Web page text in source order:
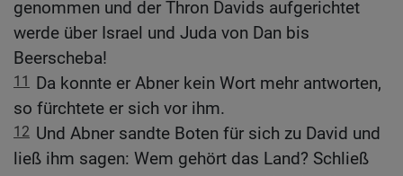
genommen und der Thron Davids aufgerichtet
werde über Israel und Juda von Dan bis
Beerscheba!
11
Da konnte er Abner kein Wort mehr antworten,
so fürchtete er sich vor ihm.
12 Und Abner sandte Boten für sich zu David und
ließ ihm sagen: Wem gehört das Land? Schließ